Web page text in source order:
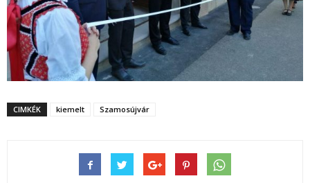
CIMKÉK kiemelt Szamosújvár